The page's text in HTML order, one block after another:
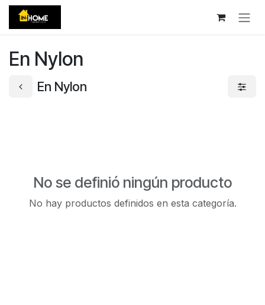
Ir al contenido
En Nylon
En Nylon
No se definió ningún producto
No hay productos definidos en esta categoría.